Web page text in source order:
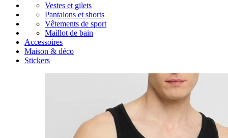
Vestes et gilets
Pantalons et shorts
Vêtements de sport
Maillot de bain
Accessoires
Maison & déco
Stickers